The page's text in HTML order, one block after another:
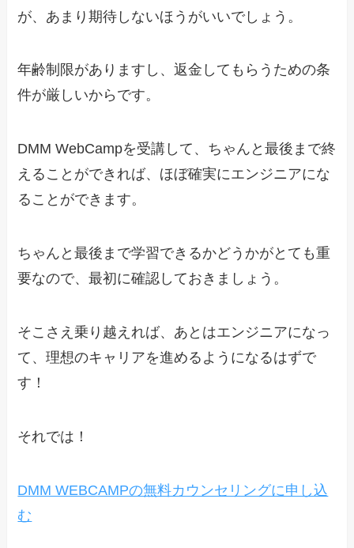
が、あまり期待しないほうがいいでしょう。
年齢制限がありますし、返金してもらうための条
件が厳しいからです。
DMM WebCampを受講して、ちゃんと最後まで終
えることができれば、ほぼ確実にエンジニアにな
ることができます。
ちゃんと最後まで学習できるかどうかがとても重
要なので、最初に確認しておきましょう。
そこさえ乗り越えれば、あとはエンジニアになっ
て、理想のキャリアを進めるようになるはずで
す！
それでは！
DMM WEBCAMPの無料カウンセリングに申し込
む